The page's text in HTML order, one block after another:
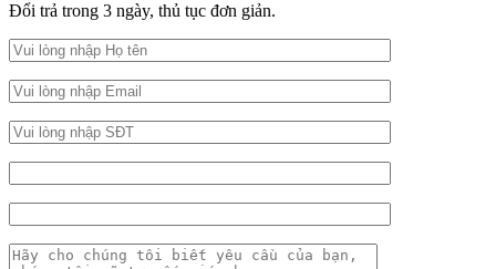
Đổi trả trong 3 ngày, thủ tục đơn giản.